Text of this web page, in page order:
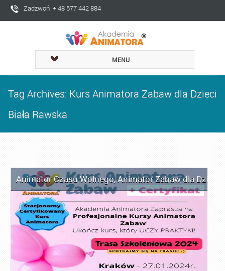
Zadzwoń + 48 577 442 884
MENU
Tag Archives: Kurs Animatora Zabaw dla Dzieci
Biała Rawska
Animator Czasu Wolnego,Animator Zabaw dla Dzieci